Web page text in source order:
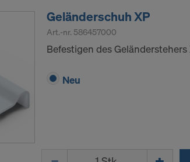
Geländerschuh XP
Art.-nr. 586457000
Befestigen des
Neu